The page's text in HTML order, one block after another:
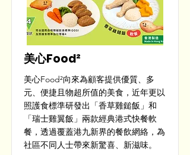
美心Food²
美心Food²向來為顧客提供優質、多
元、便捷且物超所值的美食，近年更以
照護食標準研發出「香草雞鎚飯」和
「瑞士雞翼飯」兩款經典港式快餐軟
餐，透過覆蓋港九新界的餐飲網絡，為
社區不同人士帶來新驚喜、新滋味。